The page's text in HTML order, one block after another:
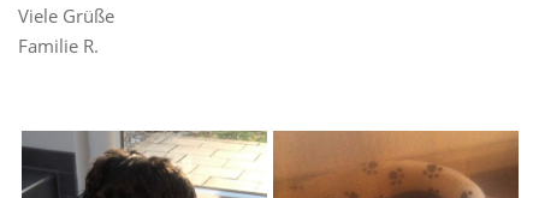
Viele Grüße
Familie R.